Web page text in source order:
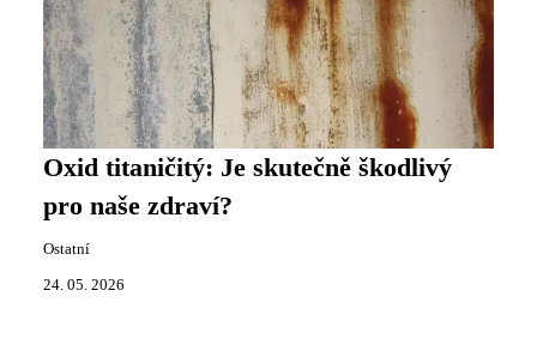
Oxid titaničitý: Je skutečně škodlivý
pro naše zdraví?
Ostatní
24. 05. 2026